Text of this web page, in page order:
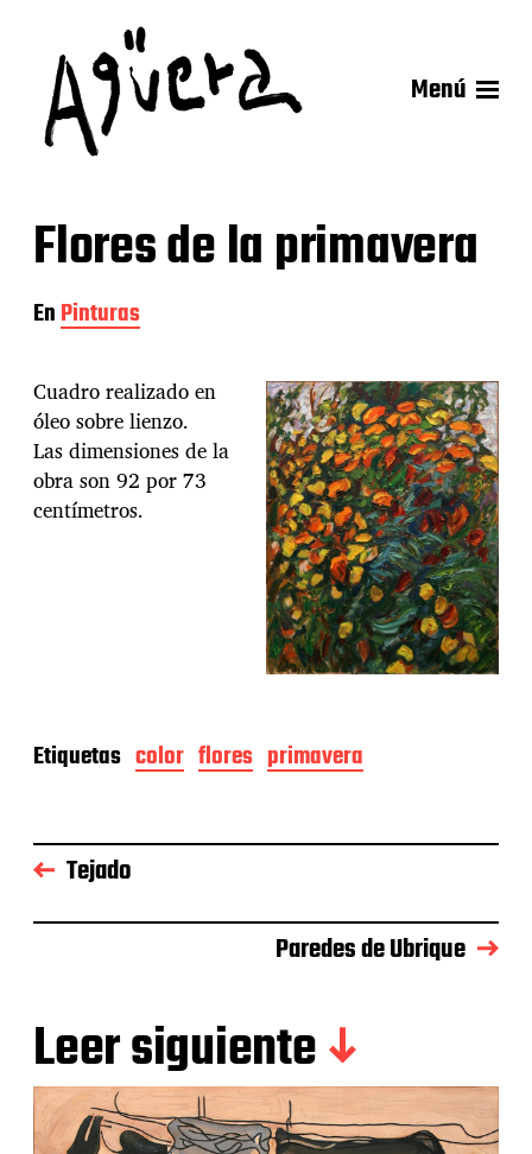
Menú
Flores de la primavera
EnPinturas
Cuadro realizado en
óleo sobre lienzo.
Las dimensiones de la
obra son 92 por 73
centímetros.
Etiquetas color flores primavera
Tejado
Paredes de Ubrique
Leer siguiente